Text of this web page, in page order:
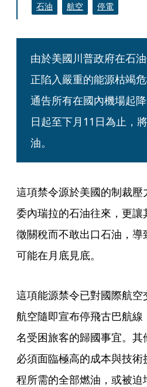
石油
航空 停電
由於美國川普政府在石
正陷入嚴重的能源枯竭
通告所有在國內機場起
日起至下月11日為止，
油。
這項禁令源於美國的制裁
委內瑞拉的石油往來，更
徵關稅而不敢出口石油，
可能在月底見底。
這項能源禁令已對國際航
航空隨即宣布停飛古巴航
名受困旅客的歸國事宜。
必須面臨極高的成本與技
程所需的全部燃油，或被